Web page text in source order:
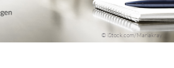
© iStock.com/Mariakray